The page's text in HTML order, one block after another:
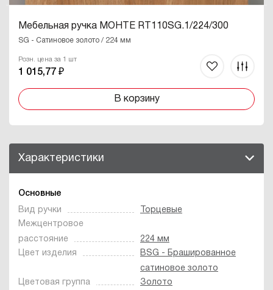
Мебельная ручка МОНТЕ RT110SG.1/224/300
SG - Сатиновое золото / 224 мм
Розн. цена за 1 шт
1 015,77 ₽
В корзину
Характеристики
Основные
Вид ручки
Торцевые
Межцентровое
расстояние
224 мм
Цвет изделия
BSG - Брашированное
cатиновое золото
Цветовая группа
Золото